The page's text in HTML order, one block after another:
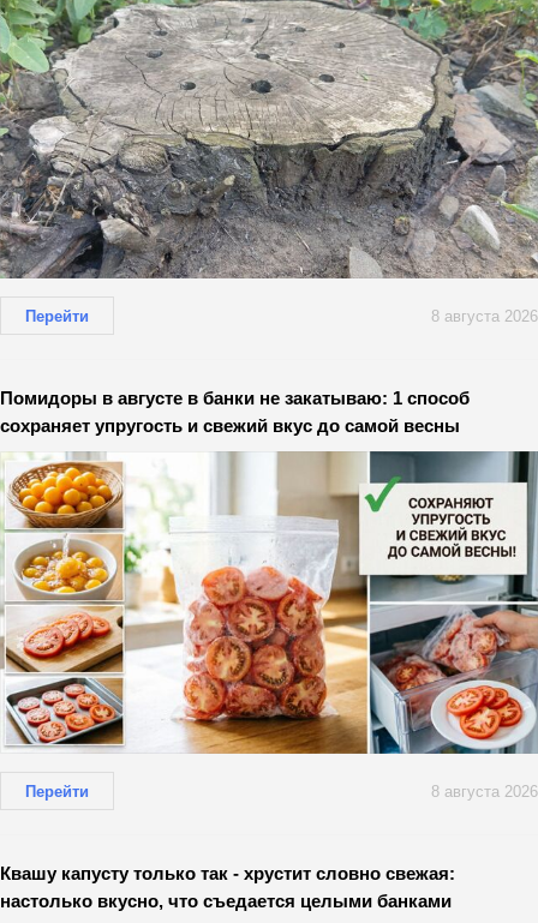
Перейти 8 августа 2026
Помидоры в августе в банки не закатываю: 1 способ
сохраняет упругость и свежий вкус до самой весны
Перейти 8 августа 2026
Квашу капусту только так - хрустит словно свежая:
настолько вкусно, что съедается целыми банками